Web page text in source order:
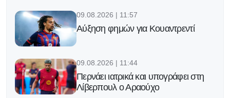
09.08.2026 | 11:57
Αύξηση φημών για Κουαντρεντί
09.08.2026 | 11:44
Περνάει ιατρικά και υπογράφει στη
Λίβερπουλ ο Αραούχο